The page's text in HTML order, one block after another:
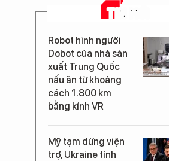
TIN MỚI
Robot hình người
Dobot của nhà sản
xuất Trung Quốc
nấu ăn từ khoảng
cách 1.800 km
bằng kính VR
Mỹ tạm dừng viện
trợ, Ukraine tính